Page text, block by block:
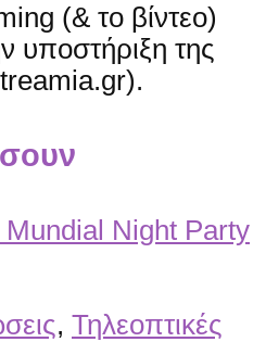
(& το βίντεο)
υποστήριξη της
, Τηλεοπτικές